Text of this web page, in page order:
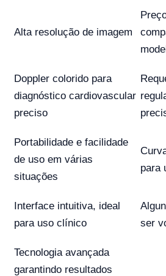
Alta resolução de imagem
Doppler colorido para
diagnóstico cardiovascular
preciso
Portabilidade e facilidade
de uso em várias
situações
para
Interface intuitiva, ideal
para uso clínico
ser
Tecnologia avançada
garantindo resultados